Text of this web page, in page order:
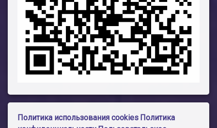
Политика использования cookies Политика